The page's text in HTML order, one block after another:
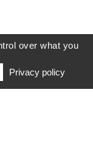
over what you
Privacy policy